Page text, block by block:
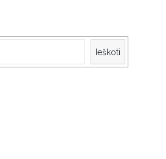
Ieškoti